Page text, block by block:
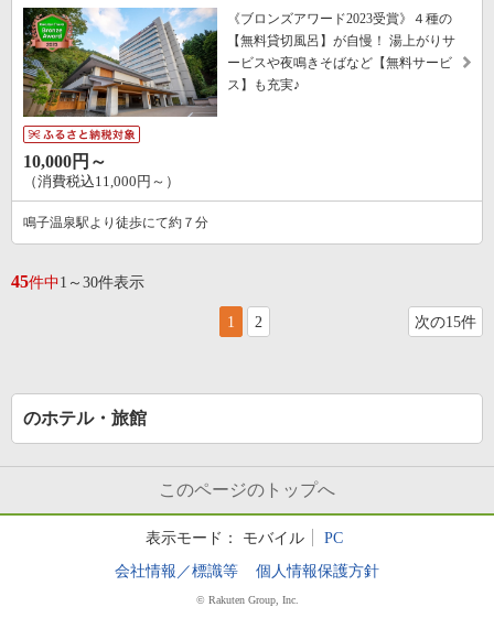
《ブロンズアワード2023受賞》４種の
【無料貸切風呂】が自慢！ 湯上がりサ
ービスや夜鳴きそばなど【無料サービ
ス】も充実♪
10,000円～
（消費税込11,000円～）
鳴子温泉駅より徒歩にて約７分
45件中1～30件表示
1 2 次の15件
のホテル・旅館
このページのトップへ
表示モード： モバイル
PC
会社情報／標識等
個人情報保護方針
© Rakuten Group, Inc.